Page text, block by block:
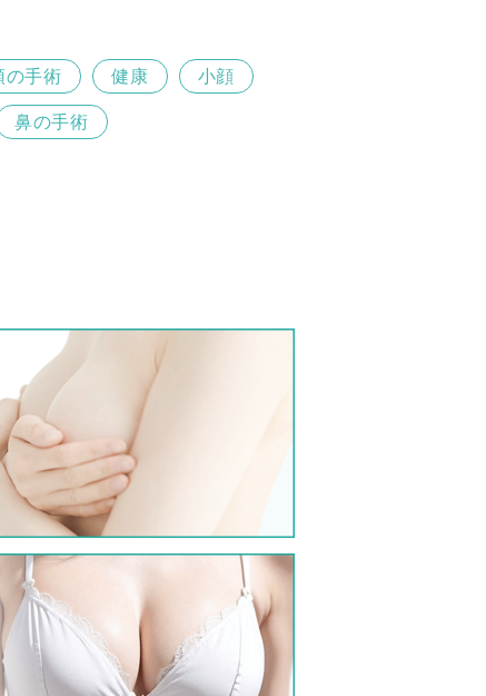
の手術 健康 小顔
鼻の手術